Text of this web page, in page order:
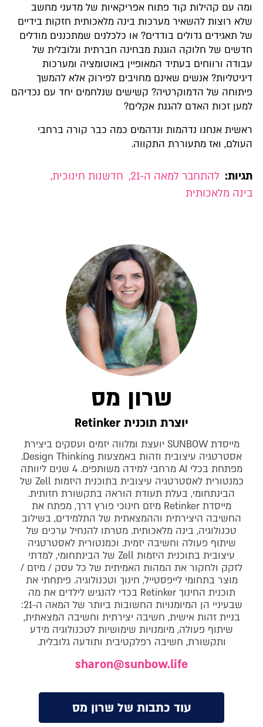
ומה עם קהילות קוד פתוח אפריקאיות של מדעני מחשב
שלא רוצות להשאיר מערכות בינה מלאכותית חזקות בידיים
של תאגידים גדולים בודדים? או כלכלנים שמתכננים מודלים
חדשים של חלוקה הוגנת מבחינה חברתית וגלובלית של
עבודה ורווחים בעתיד המאופיין באוטומציה ומערכות
דיגיטליות? אנשים שאינם מחויבים לפירוק אלא להמשך
פיתוחה של הדמוקרטיה? קשישים שנלחמים יחד עם נכדיהם
למען זכות האדם להגנת אקלים?
ראשית אנחנו נדהמות ונדהמים כמה כבר קורה ברחבי
העולם, ואז מתעוררת התקווה.
תגיות: להתחבר למאה ה-21 , חדשנות חינוכית,
בינה מלאכותית
שרון מס
יוצרת תוכנית Retinker
מייסדת SUNBOW יועצת ומלווה יזמים ועסקים ביצירת
אסטרטגיה עיצובית וזהות באמצעות Design Thinking.
מפתחת בכלי AI מרחבי למידה משותפים. 4 שנים ליוותה
כמנטורית לאסטרטגיה עיצובית בתוכנית היזמות Zell של
הבינתחומי, בעלת תעודת הוראה בתקשורת חזותית.
מייסדת Retinker מיזם חינוכי פורץ דרך, מפתח את
החשיבה היצירתית וההמצאתית של התלמידים, בשילוב
טכנולוגיה, בינה מלאכותית. מטרתו להנחיל ערכים של
שיתוף פעולה וחשיבה יזמית. וכמנטורית לאסטרטגיה
עיצובית בתוכנית היזמות Zell של הבינתחומי, למדתי
לזקק ולחקור את המהות האמיתית של כל עסק / מיזם /
מוצר בתחומי לייפסטייל, חינוך וטכנולוגיה. פיתחתי את
תוכנית החינוך Retinker בכדי להנגיש לילדים את מה
שבעיניי הן המיומנויות החשובות ביותר של המאה ה-21:
בניית זהות אישית, חשיבה יצירתית וחשיבה המצאתית,
שיתוף פעולה, מיומנויות שימושיות לטכנולוגיה מידע
ותקשורת, חשיבה רפלקטיבית ותודעה גלובלית.
sharon@sunbow.life
עוד כתבות של שרון מס